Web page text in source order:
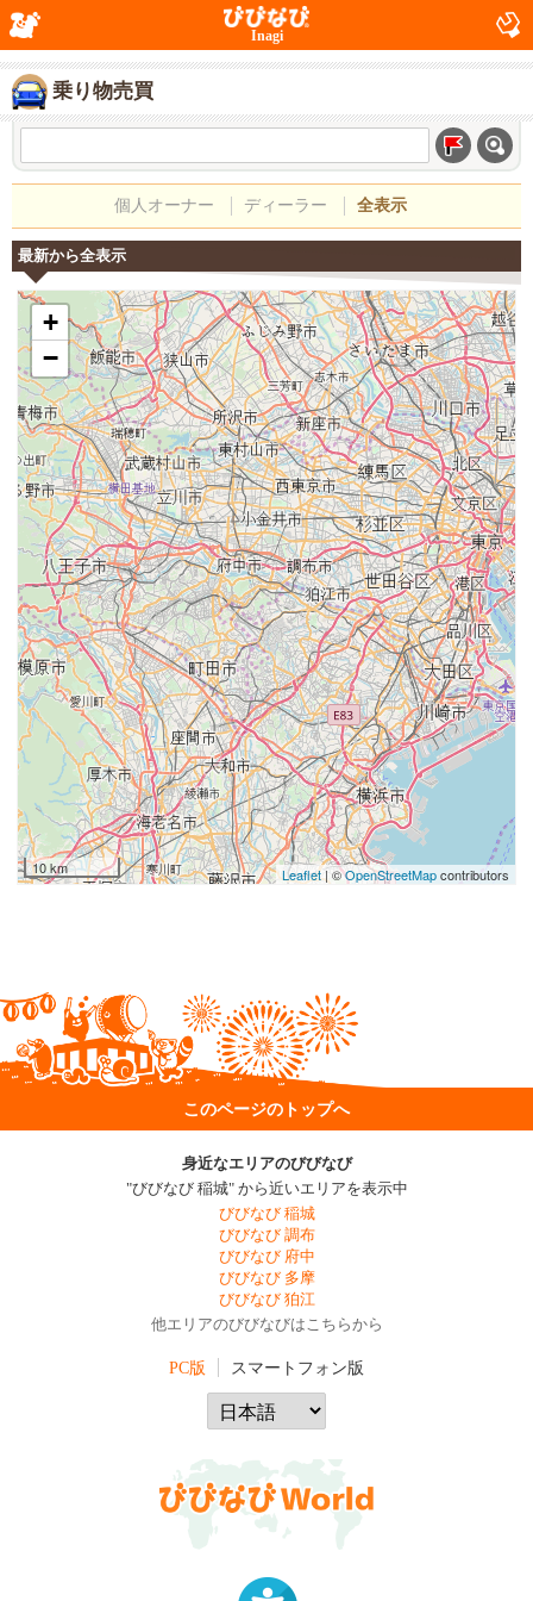
Inagi
乗り物売買
個人オーナー ディーラー 全表示
最新から全表示
+
−
10 km Leaflet| ©OpenStreetMapcontributors
このページのトップへ
身近なエリアのびびなび
"びびなび 稲城" から近いエリアを表示中
びびなび 稲城
びびなび 調布
びびなび 府中
びびなび 多摩
びびなび 狛江
他エリアのびびなびはこちらから
PC版 スマートフォン版